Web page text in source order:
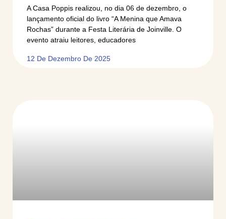
A Casa Poppis realizou, no dia 06 de dezembro, o
lançamento oficial do livro “A Menina que Amava
Rochas” durante a Festa Literária de Joinville. O
evento atraiu leitores, educadores
12 De Dezembro De 2025